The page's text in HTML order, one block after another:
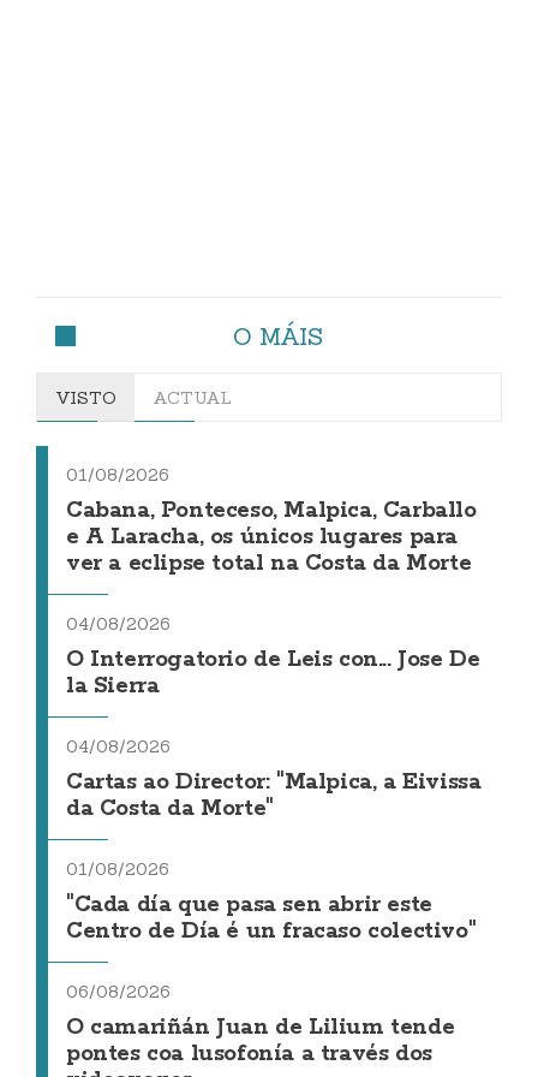
O MÁIS
VISTO ACTUAL
01/08/2026
Cabana, Ponteceso, Malpica, Carballo
e A Laracha, os únicos lugares para
ver a eclipse total na Costa da Morte
04/08/2026
O Interrogatorio de Leis con... Jose De
la Sierra
04/08/2026
Cartas ao Director: "Malpica, a Eivissa
da Costa da Morte"
01/08/2026
"Cada día que pasa sen abrir este
Centro de Día é un fracaso colectivo"
06/08/2026
O camariñán Juan de Lilium tende
pontes coa lusofonía a través dos